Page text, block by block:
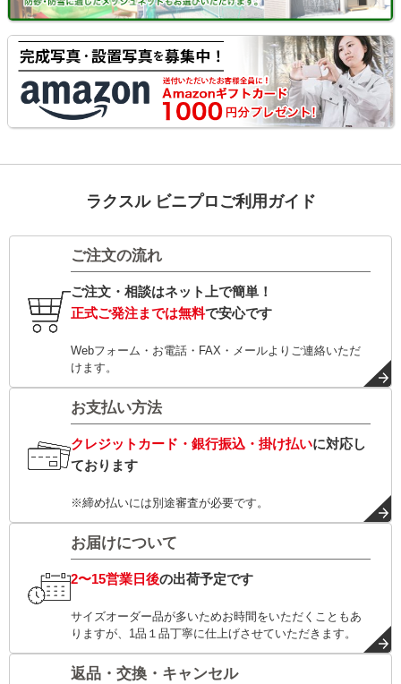
ラクスル ビニプロご利用ガイド
ご注文の流れ
ご注文・相談はネット上で簡単！
正式ご発注までは無料で安心です
Webフォーム・お電話・FAX・メールよりご連絡いただ
けます。
お支払い方法
クレジットカード・銀行振込・掛け払いに対応し
ております
※締め払いには別途審査が必要です。
お届けについて
2〜15営業日後の出荷予定です
サイズオーダー品が多いためお時間をいただくこともあ
りますが、1品１品丁寧に仕上げさせていただきます。
返品・交換・キャンセル